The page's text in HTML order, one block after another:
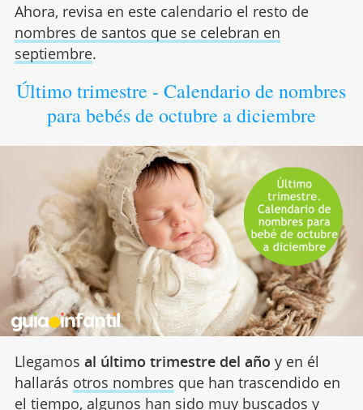
Ahora, revisa en este calendario el resto de
nombres de santos que se celebran en
septiembre.
Último trimestre - Calendario de nombres
para bebés de octubre a diciembre
Llegamos al último trimestre del año y en él
hallarás otros nombres que han trascendido en
el tiempo, algunos han sido muy buscados y